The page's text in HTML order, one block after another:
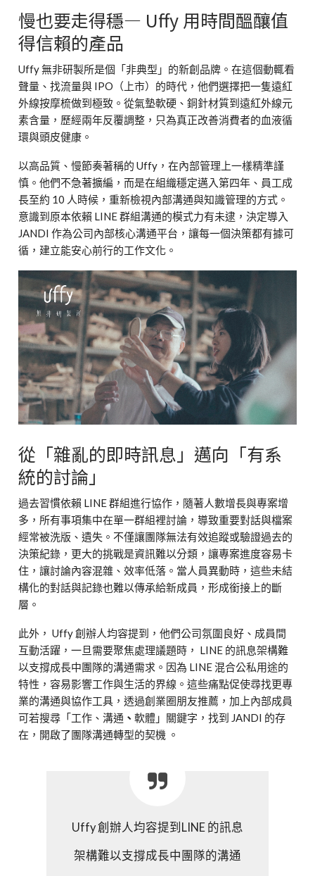
慢也要走得穩— Uffy 用時間醞釀值
得信賴的產品
Uffy 無非研製所是個「非典型」的新創品牌。在這個動輒看
聲量、找流量與 IPO（上市）的時代，他們選擇把一隻遠紅
外線按摩梳做到極致。從氣墊軟硬、銅針材質到遠紅外線元
素含量，歷經兩年反覆調整，只為真正改善消費者的血液循
環與頭皮健康。
以高品質、慢節奏著稱的 Uffy，在內部管理上一樣精準謹
慎。他們不急著擴編，而是在組織穩定邁入第四年、員工成
長至約 10 人時候，重新檢視內部溝通與知識管理的方式。
意識到原本依賴 LINE 群組溝通的模式力有未逮，決定導入
JANDI 作為公司內部核心溝通平台，讓每一個決策都有據可
循，建立能安心前行的工作文化。
從「雜亂的即時訊息」邁向「有系
統的討論」
過去習慣依賴 LINE 群組進行協作，隨著人數增長與專案增
多，所有事項集中在單一群組裡討論，導致重要對話與檔案
經常被洗版、遺失。不僅讓團隊無法有效追蹤或驗證過去的
決策紀錄，更大的挑戰是資訊難以分類，讓專案進度容易卡
住，讓討論內容混雜、效率低落。當人員異動時，這些未結
構化的對話與記錄也難以傳承給新成員，形成銜接上的斷
層。
此外， Uffy 創辦人均容提到，他們公司氛圍良好、成員間
互動活躍，一旦需要聚焦處理議題時， LINE 的訊息架構難
以支撐成長中團隊的溝通需求。因為 LINE 混合公私用途的
特性，容易影響工作與生活的界線。這些痛點促使尋找更專
業的溝通與協作工具，透過創業圈朋友推薦，加上內部成員
可若搜尋「工作、溝通 、軟體」關鍵字，找到 JANDI 的存
在，開啟了團隊溝通轉型的契機 。
Uffy 創辦人均容提到LINE 的訊息
架構難以支撐成長中團隊的溝通